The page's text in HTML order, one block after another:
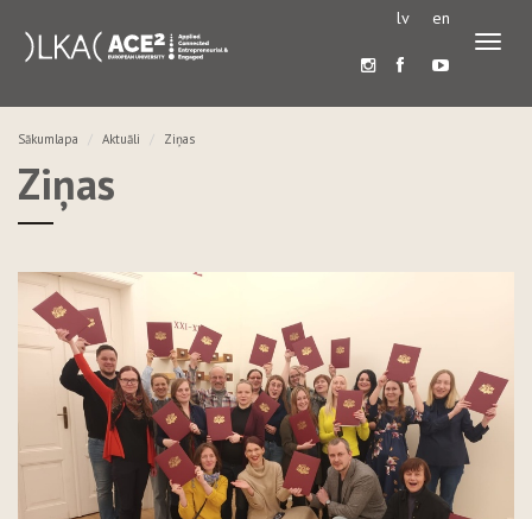
lv en
Sākumlapa Aktuāli Ziņas
Ziņas